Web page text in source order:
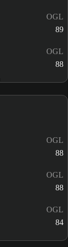
OGL
89
OGL
88
OGL
88
OGL
88
OGL
84